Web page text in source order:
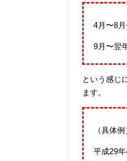
4月〜8
9月〜翌
という感じ
ます。
（具体例
平成29